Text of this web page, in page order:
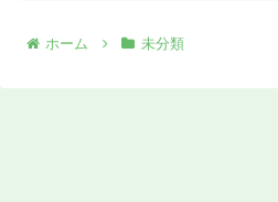
ホーム 未分類